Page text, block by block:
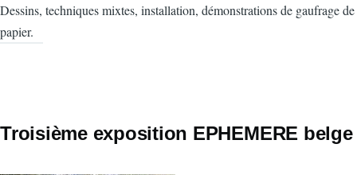
Dessins, techniques mixtes, installation, démonstrations de gaufrage de
papier.
Troisième exposition EPHEMERE belge